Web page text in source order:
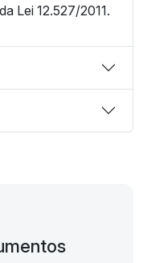
Lei 12.527/2011.